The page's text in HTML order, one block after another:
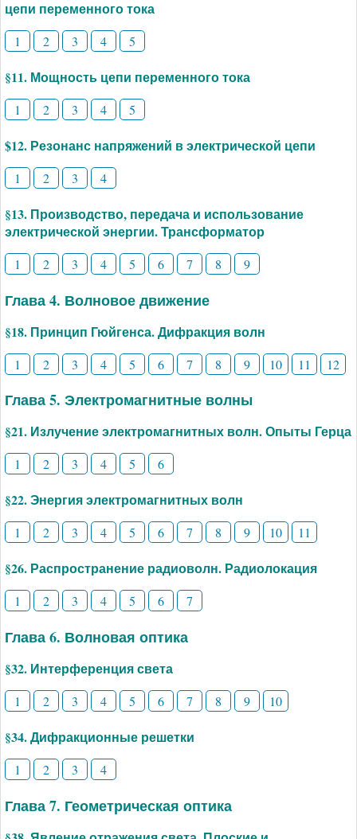
цепи переменного тока
1 2 3 4 5
§11. Мощность цепи переменного тока
1 2 3 4 5
$12. Резонанс напряжений в электрической цепи
1 2 3 4
§13. Производство, передача и использование
электрической энергии. Трансформатор
1 2 3 4 5 6 7 8 9
Глава 4. Волновое движение
§18. Принцип Гюйгенса. Дифракция волн
1 2 3 4 5 6 7 8 9 10 11 12
Глава 5. Электромагнитные волны
§21. Излучение электромагнитных волн. Опыты Герца
1 2 3 4 5 6
§22. Энергия электромагнитных волн
1 2 3 4 5 6 7 8 9 10 11
§26. Распространение радиоволн. Радиолокация
1 2 3 4 5 6 7
Глава 6. Волновая оптика
§32. Интерференция света
1 2 3 4 5 6 7 8 9 10
§34. Дифракционные решетки
1 2 3 4
Глава 7. Геометрическая оптика